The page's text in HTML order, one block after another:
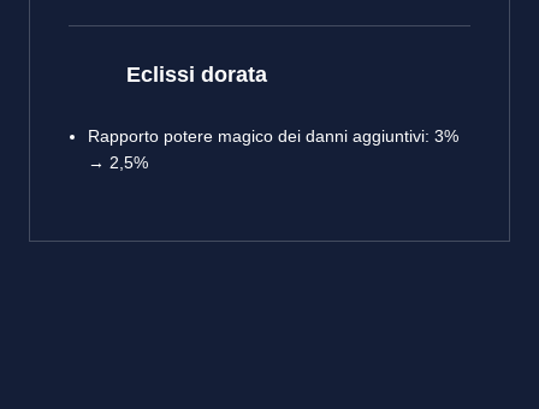
Eclissi dorata
Rapporto potere magico dei danni aggiuntivi: 3%
→ 2,5%